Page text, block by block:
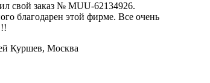
свой заказ № MUU-62134926.
благодарен этой фирме. Все очень
Куршев, Москва